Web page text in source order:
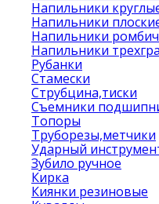
Напильники
Напильники
Напильники
Напильники
Рубанки
Стамески
Струбцина,тиски
Съемники
Топоры
Труборезы,метчики
Ударный
Зубило ручное
Кирка
Киянки резиновые